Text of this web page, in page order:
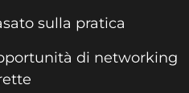
sulla pratica
di networking